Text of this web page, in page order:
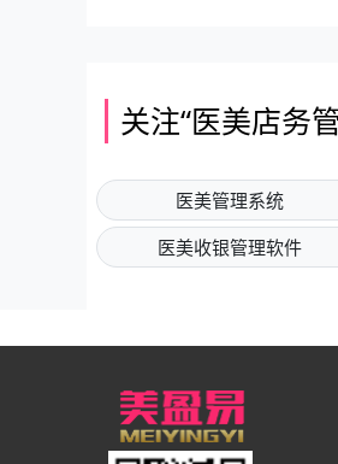
关注“医美店务
医美管理系统
医美收银管理软件